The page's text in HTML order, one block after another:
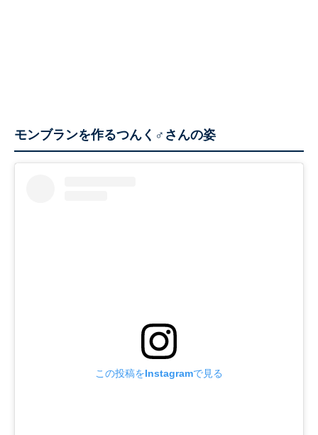
モンブランを作るつんく♂さんの姿
この投稿をInstagramで見る